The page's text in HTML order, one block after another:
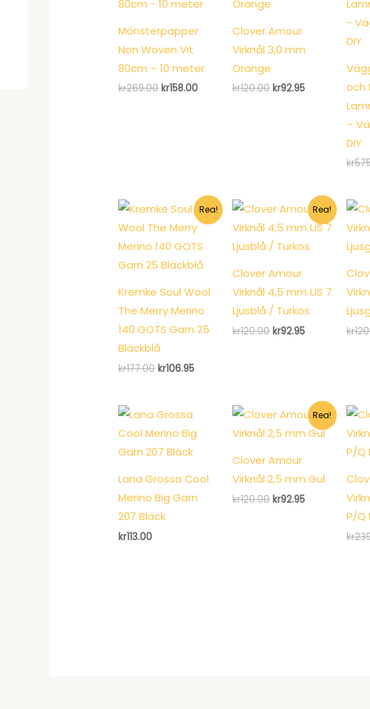
Mönsterpapper
Non Woven Vit
80cm – 10 meter
kr269.00 Det
kr158.00Det
Clover Amour
Virknål 3,0 mm
Orange
kr120.00 Det
kr92.95Det
nuvarande
och
–
DIY
kr
Rea!
Kremke Soul Wool
The Merry Merino
140 GOTS Garn 25
Bläckblå
kr177.00 Det
kr177.00.
kr106.95Det
kr106.95.
Rea!
Clover Amour
Virknål 4,5 mm US 7
Ljusblå / Turkos
kr120.00 Det
kr92.95Det
kr
Lana Grossa Cool
Merino Big Garn
207 Bläck
kr113.00
Rea!
Clover Amour
Virknål 2,5 mm Gul
kr120.00 Det
kr92.95Det
nuvarandeP/Q
kr